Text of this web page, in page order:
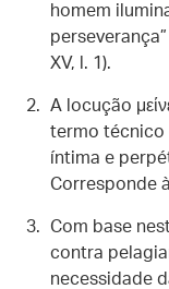
homem
XV, l. 1).
A locução
termo técnico
íntima e
Corresponde
Com base
contra
necessidade